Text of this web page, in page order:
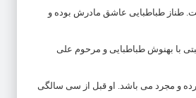
طناز طباطبایی عاشق مادرش بوده و
با بهنوش طباطبایی و مرحوم علی
و مجرد می باشد. او قبل از سی سالگی